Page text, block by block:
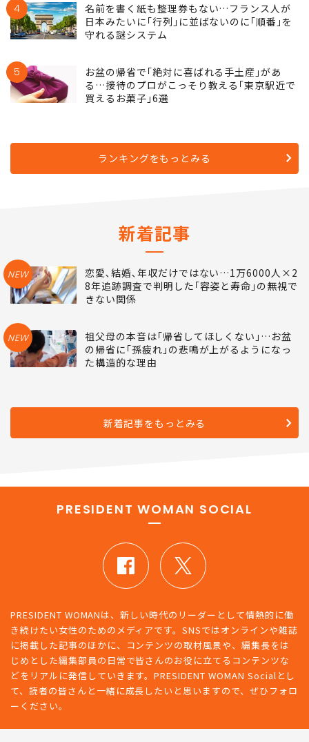
4
名前を書く紙も整理券もない…フランス人が
日本みたいに｢行列｣に並ばないのに｢順番｣を
守れる謎システム
5
お盆の帰省で｢絶対に喜ばれる手土産｣があ
る…接待のプロがこっそり教える｢東京駅近で
買えるお菓子｣6選
ランキングをもっとみる
新着記事
NEW
恋愛､結婚､年収だけではない…1万6000人×2
8年追跡調査で判明した｢容姿と寿命｣の無視で
きない関係
NEW
祖父母の本音は｢帰省してほしくない｣…お盆
の帰省に｢孫疲れ｣の悲鳴が上がるようになっ
た構造的な理由
新着記事をもっとみる
PRESIDENT WOMAN SOCIAL
PRESIDENT WOMANは、新しい時代のリーダーとして情熱的に働
き続けたい女性のためのメディアです。SNSではオンラインや雑誌
に掲載した記事のほかに、コンテンツの取材風景や、編集長をは
じめとした編集部員の日常で皆さんのお役に立てるコンテンツな
どをリアルに発信していきます。PRESIDENT WOMAN Socialとし
て、読者の皆さんと一緒に成長したいと思いますので、ぜひフォロ
ーください。